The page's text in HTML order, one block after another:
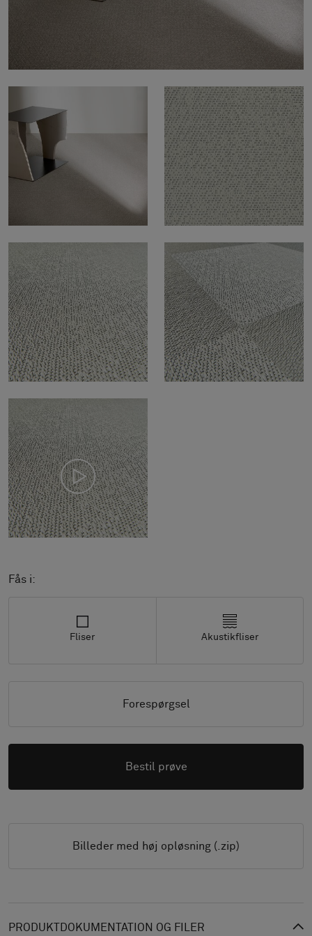
Fås i:
Fliser Akustikfliser
Forespørgsel
Bestil prøve
Billeder med høj opløsning (.zip)
PRODUKTDOKUMENTATION OG FILER